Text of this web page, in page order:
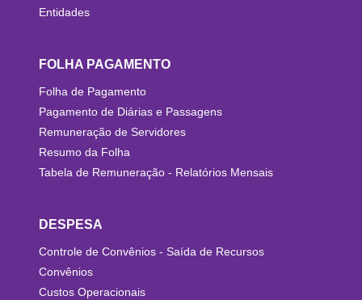
Entidades
FOLHA PAGAMENTO
Folha de Pagamento
Pagamento de Diárias e Passagens
Remuneração de Servidores
Resumo da Folha
Tabela de Remuneração - Relatórios Mensais
DESPESA
Controle de Convênios - Saída de Recursos
Convênios
Custos Operacionais